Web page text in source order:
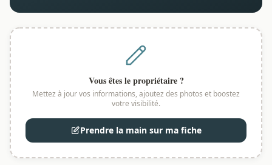
Vous êtes le propriétaire ?
Mettez à jour vos informations, ajoutez des photos et boostez
votre visibilité.
Prendre la main sur ma fiche